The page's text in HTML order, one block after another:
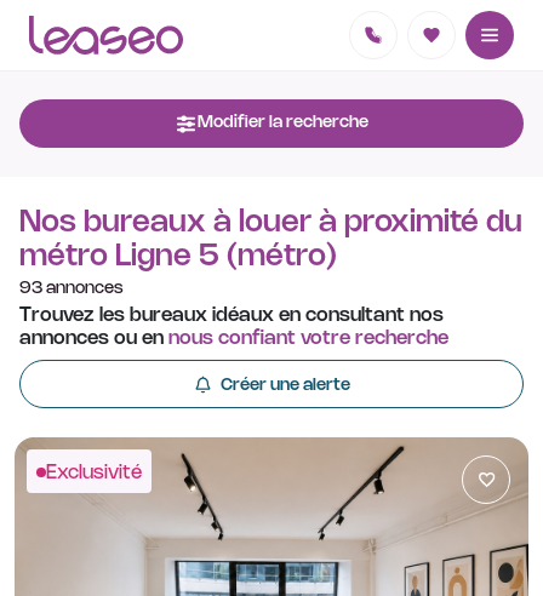
Modifier la recherche
Nos bureaux à louer à proximité du
métro Ligne 5 (métro)
93 annonces
Trouvez les bureaux idéaux en consultant nos
annonces ou en nous confiant votre recherche
Créer une alerte
Exclusivité